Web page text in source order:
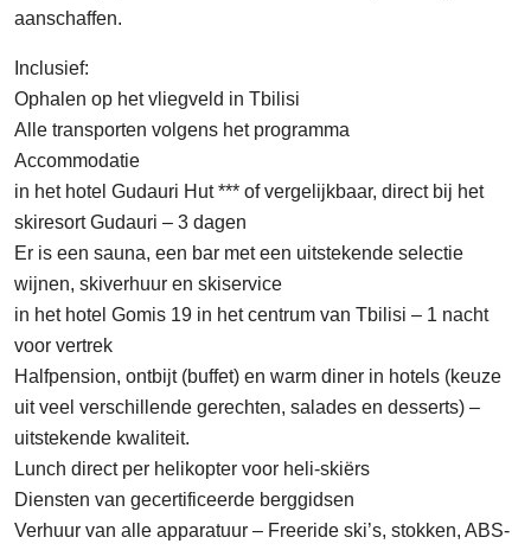
aanschaffen.
Inclusief:
Ophalen op het vliegveld in Tbilisi
Alle transporten volgens het programma
Accommodatie
in het hotel Gudauri Hut *** of vergelijkbaar, direct bij het
skiresort Gudauri – 3 dagen
Er is een sauna, een bar met een uitstekende selectie
wijnen, skiverhuur en skiservice
in het hotel Gomis 19 in het centrum van Tbilisi – 1 nacht
voor vertrek
Halfpension, ontbijt (buffet) en warm diner in hotels (keuze
uit veel verschillende gerechten, salades en desserts) –
uitstekende kwaliteit.
Lunch direct per helikopter voor heli-skiërs
Diensten van gecertificeerde berggidsen
Verhuur van alle apparatuur – Freeride ski’s, stokken, ABS-